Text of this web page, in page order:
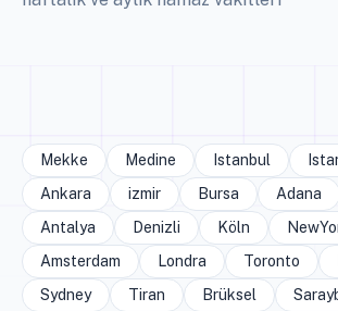
Mekke Medine Istanbul
Ankara
izmir Bursa Adana
Antalya
Denizli Köln
Amsterdam
Londra Toronto
Sydney
Tiran Brüksel